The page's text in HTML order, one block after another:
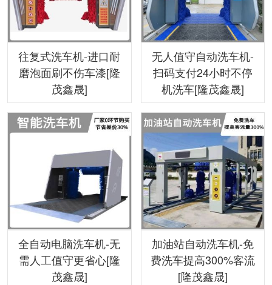
往复式洗车机-进口耐
磨泡面刷不伤车漆[隆
茂鑫晟]
无人值守自动洗车机-
扫码支付24小时不停
机洗车[隆茂鑫晟]
全自动电脑洗车机-无
需人工值守更省心[隆
茂鑫晟]
加油站自动洗车机-免
费洗车提高300%客流
[隆茂鑫晟]